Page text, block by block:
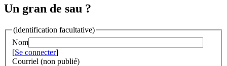
Un gran de sau ?
(identification facultative)
Nom
[Se connecter]
Courriel (non publié)